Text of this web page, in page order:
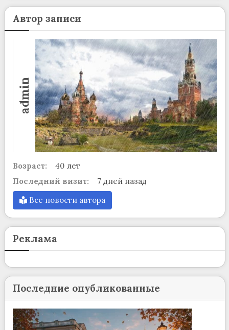
Автор записи
admin
Возраст:
40 лет
Последний визит:
7 дней назад
Все новости автора
Реклама
Последние опубликованные